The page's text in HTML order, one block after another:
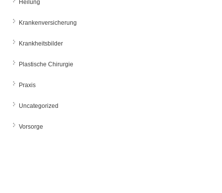
Heilung
Krankenversicherung
Krankheitsbilder
Plastische Chirurgie
Praxis
Uncategorized
Vorsorge